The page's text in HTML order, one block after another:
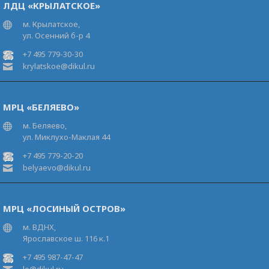
ЛДЦ «КРЫЛАТСКОЕ»
м. Крылатское,
ул. Осенний б-р 4
+7 495 779-30-30
krylatskoe@dikul.ru
МРЦ «БЕЛЯЕВО»
м. Беляево,
ул. Миклухо-Маклая 44
+7 495 779-20-20
belyaevo@dikul.ru
МРЦ «ЛОСИНЫЙ ОСТРОВ»
м. ВДНХ,
Ярославское ш. 116 к.1
+7 495 987-47-47